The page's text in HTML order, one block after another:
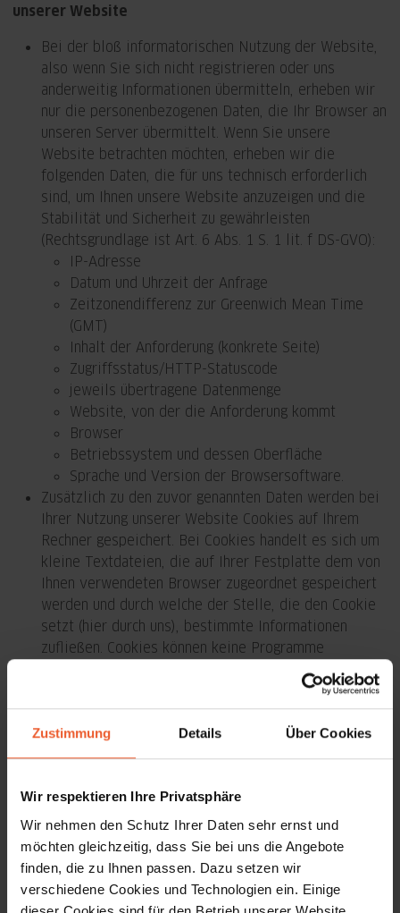
Zustimmung Details Über Cookies
Wir respektieren Ihre Privatsphäre
Wir nehmen den Schutz Ihrer Daten sehr ernst und
möchten gleichzeitig, dass Sie bei uns die Angebote
finden, die zu Ihnen passen. Dazu setzen wir
verschiedene Cookies und Technologien ein. Einige
unserer Website
Bei der bloß informatorischen Nutzung der Website,
also wenn Sie sich nicht registrieren oder uns
anderweitig Informationen übermitteln, erheben wir
nur die personenbezogenen Daten, die Ihr Browser an
unseren Server übermittelt. Wenn Sie unsere
Website betrachten möchten, erheben wir die
folgenden Daten, die für uns technisch erforderlich
sind, um Ihnen unsere Website anzuzeigen und die
Stabilität und Sicherheit zu gewährleisten
(Rechtsgrundlage ist Art. 6 Abs. 1 S. 1 lit. f DS-GVO):
IP-Adresse
Datum und Uhrzeit der Anfrage
Zeitzonendifferenz zur Greenwich Mean Time
(GMT)
Inhalt der Anforderung (konkrete Seite)
Zugriffsstatus/HTTP-Statuscode
jeweils übertragene Datenmenge
Website, von der die Anforderung kommt
Browser
Betriebssystem und dessen Oberfläche
Sprache und Version der Browsersoftware.
Zusätzlich zu den zuvor genannten Daten werden bei
Ihrer Nutzung unserer Website Cookies auf Ihrem
Rechner gespeichert. Bei Cookies handelt es sich um
kleine Textdateien, die auf Ihrer Festplatte dem von
Ihnen verwendeten Browser zugeordnet gespeichert
werden und durch welche der Stelle, die den Cookie
setzt (hier durch uns), bestimmte Informationen
zufließen. Cookies können keine Programme
ausführen oder Viren auf Ihren Computer übertragen.
Sie dienen dazu, das Internetangebot insgesamt
nutzerfreundlicher und effektiver zu machen.
Datenschutzhinweise zum
Abonnement unseres
Newsletters
1. Identität des datenschutzrechtlich